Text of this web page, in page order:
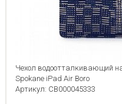
Чехол водоотталкивающий
Spokane iPad Air Boro
Артикул: CB000045333